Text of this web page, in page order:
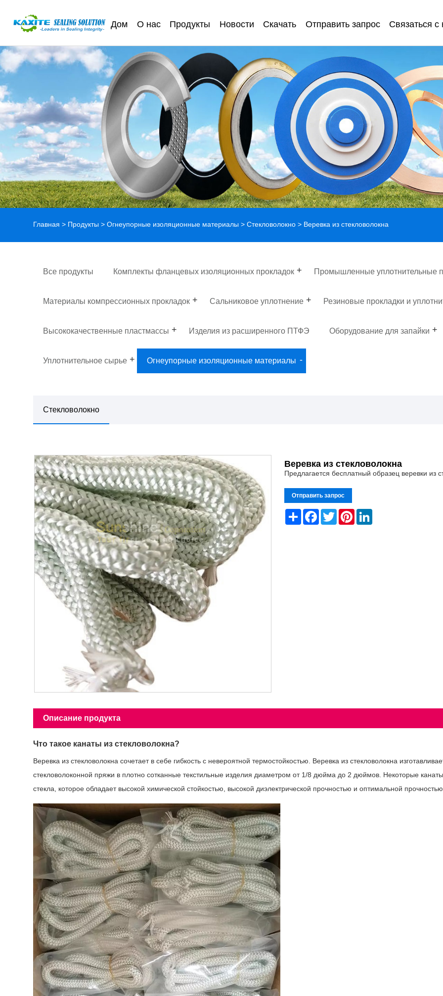
Дом О нас Продукты Новости Скачать Отправить запрос Связаться с
Главная > Продукты >Огнеупорные изоляционные материалы >Стекловолокно > Веревка из стекловолокна
Все продукты Комплекты фланцевых изоляционных прокладок Промышленные уплотнительные
Материалы компрессионных прокладок Сальниковое уплотнение Резиновые прокладки и
Высококачественные пластмассы Изделия из расширенного ПТФЭ Оборудование для запайки
Уплотнительное сырье Огнеупорные изоляционные материалы
Стекловолокно
Веревка из стекловолокна
Предлагается бесплатный образец веревки из
Отправить запрос
Share Facebook
TwitterPinterest
Описание продукта
Что такое канаты из стекловолокна?
Веревка из стекловолокна сочетает в себе гибкость с невероятной термостойкостью. Веревка из стекловолокна
стекловолоконной пряжи в плотно сотканные текстильные изделия диаметром от 1/8 дюйма до 2 дюймов. Некоторые канаты
стекла, которое обладает высокой химической стойкостью, высокой диэлектрической прочностью и оптимальной